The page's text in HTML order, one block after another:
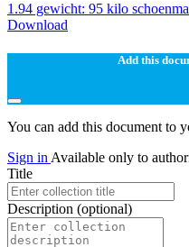
1.94 gewicht: 95 kilo
Download
Add this
You can add this document to
Sign in Available only to
Title
Description (optional)